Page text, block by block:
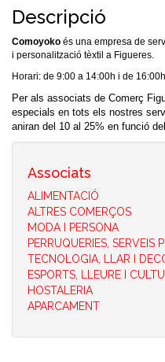
Descripció
Comoyoko és una empresa de
i personalització tèxtil a Figueres.
Horari: de 9:00 a 14:00h i de
Per als associats de Comerç
especials en tots els nostres
aniran del 10 al 25% en funció
Associats
ALIMENTACIÓ
ALTRES COMERÇOS
MODA I PERSONA
PERRUQUERIES, SERVEIS
TECNOLOGIA, LLAR I
ESPORTS, LLEURE I
HOSTALERIA
APARCAMENT